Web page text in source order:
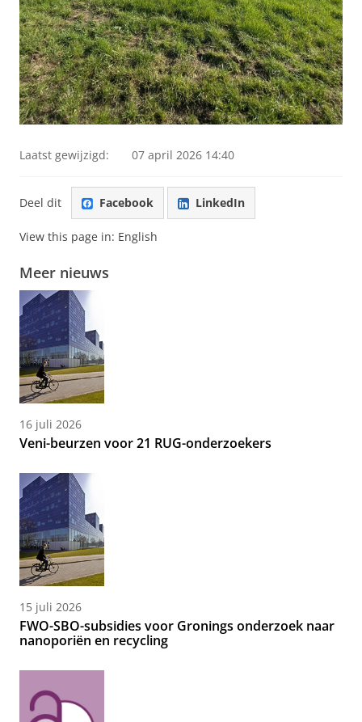
Laatst gewijzigd: 07 april 2026 14:40
Deel dit Facebook LinkedIn
View this page in: English
Meer nieuws
16 juli 2026
Veni-beurzen voor 21 RUG-onderzoekers
15 juli 2026
FWO-SBO-subsidies voor Gronings onderzoek naar
nanoporiën en recycling